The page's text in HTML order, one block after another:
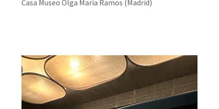
Casa Museo Olga María Ramos (Madrid)